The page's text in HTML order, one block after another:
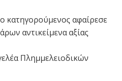
κατηγορούμενος αφαίρεσε
αντικείμενα αξίας
Πλημμελειοδικών